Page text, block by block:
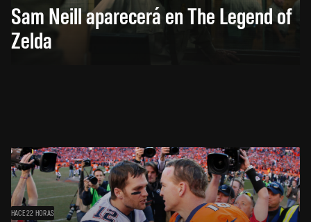
Sam Neill aparecerá en The Legend of
Zelda
HACE 22 HORAS